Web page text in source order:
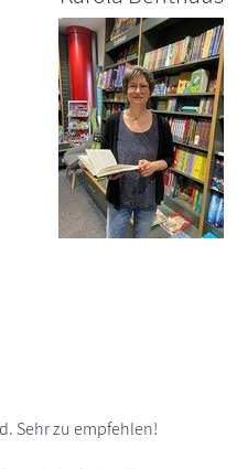
Sehr zu empfehlen!